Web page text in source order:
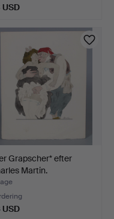
Grapscher* efter
Martin.
USD